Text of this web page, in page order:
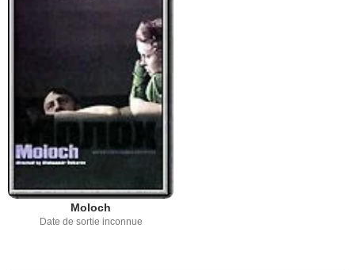
Moloch
Date de sortie inconnue